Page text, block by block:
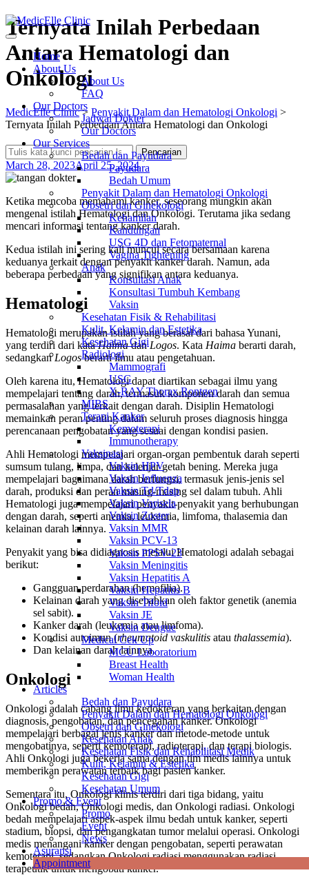
Skip
to
content
Home
About Us
About Us
FAQ
Our Doctors
Jadwal Dokter
Our Doctors
Our Services
Bedah dan Payudara
Payudara
Bedah Umum
Penyakit Dalam dan Hematologi Onkologi
Obsetri dan Ginekologi
Kehamilan
Kandungan
USG 4D dan Fetomaternal
Vagina Tightening
Anak
Konsultasi Anak
Konsultasi Tumbuh Kembang
Vaksin
Kesehatan Fisik & Rehabilitasi
Kulit, Kelamin dan Estetika
Kesehatan Gigi
Radiologi
Mammografi
USG
X-RAY Thorax Rontgen
MIBS
Terapi Kanker
Kemoterapi
Immunotherapy
Vaksinasi
Vaksin HPV
Vaksin Influenza
Vaksin Td/Tdap
Vaksin Varisela
Vaksin Zoster
Vaksin MMR
Vaksin PCV-13
Vaksin PPSV-23
Vaksin Meningitis
Vaksin Hepatitis A
Vaksin Hepatitis B
Vaksin Tifoid
Vaksin JE
Vaksin Dengue
Medical Cek Up
MCU Laboratorium
Breast Health
Woman Health
Articles
Bedah dan Payudara
Penyakit Dalam dan Hematologi Onkologi
Obsetri dan Ginekologi
Kesehatan Anak
Kesehatan Fisik dan Rehabilitasi Medik
Kulit, Kelamin & Estetika
Kesehatan Gigi
Kesehatan Umum
Promo & Event
Promo
Event
News
Asuransi
Appointment
Ternyata Inilah Perbedaan
Antara Hematologi dan
Onkologi
MedicElle Clinic> Penyakit Dalam dan Hematologi Onkologi >
Ternyata Inilah Perbedaan Antara Hematologi dan Onkologi
Search
for:
Pencarian
March 28, 2023April 25, 2024
Ketika mencoba memahami kanker, seseorang mungkin akan
mengenal istilah Hematologi dan Onkologi. Terutama jika sedang
mencari informasi tentang kanker darah.
Kedua istilah ini sering kali muncul secara bersamaan karena
keduanya terkait dengan penyakit kanker darah. Namun, ada
beberapa perbedaan yang signifikan antara keduanya.
Hematologi
Hematologi merupakan istilah yang berasal dari bahasa Yunani,
yang terdiri dari kataHaimadanLogos. Kata Haima berarti darah,
sedangkanLogosberarti ilmu atau pengetahuan.
Oleh karena itu, Hematologi dapat diartikan sebagai ilmu yang
mempelajari tentang darah, termasuk komponen darah dan semua
permasalahan yang terkait dengan darah. Disiplin Hematologi
memainkan peran penting dalam seluruh proses diagnosis hingga
perencanaan pengobatan yang sesuai dengan kondisi pasien.
Ahli Hematologi mempelajari organ-organ pembentuk darah seperti
sumsum tulang, limpa, dan kelenjar getah bening. Mereka juga
mempelajari bagaimana darah berfungsi, termasuk jenis-jenis sel
darah, produksi dan peran masing-masing sel dalam tubuh. Ahli
Hematologi juga mempelajari penyakit-penyakit yang berhubungan
dengan darah, seperti anemia, leukemia, limfoma, thalasemia dan
kelainan darah lainnya.
Penyakit yang bisa didiagnosis melalui Hematologi adalah sebagai
berikut:
Gangguan perdarahan (hemofilia).
Kelainan darah yang disebabkan oleh faktor genetik (anemia
sel sabit).
Kanker darah (leukemia atau limfoma).
Kondisi autoimun (rheumatoid vaskulitis atau thalassemia).
Dan kelainan darah lainnya.
Onkologi
Onkologi adalah cabang ilmu kedokteran yang berkaitan dengan
diagnosis, pengobatan, dan pencegahan kanker. Onkologi
mempelajari berbagai jenis kanker dan metode-metode untuk
mengobatinya, seperti kemoterapi, radioterapi, dan terapi biologis.
Ahli Onkologi juga bekerja sama dengan tim medis lainnya untuk
memberikan perawatan terbaik bagi pasien kanker.
Sementara itu, Onkologi klinis terdiri dari tiga bidang, yaitu
Onkologi bedah, Onkologi medis, dan Onkologi radiasi. Onkologi
bedah mempelajari aspek-aspek ilmu bedah untuk kanker, seperti
stadium, biopsi, dan pengangkatan tumor melalui operasi. Onkologi
medis menangani kanker dengan pengobatan, seperti perawatan
kemoterapi, sedangkan Onkologi radiasi menggunakan radiasi
terapeutik untuk mengobati kanker.